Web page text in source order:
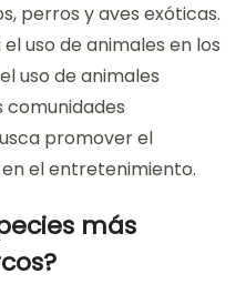
perros y aves exóticas.
uso de animales en los
uso de animales
comunidades
promover el
el entretenimiento.
más